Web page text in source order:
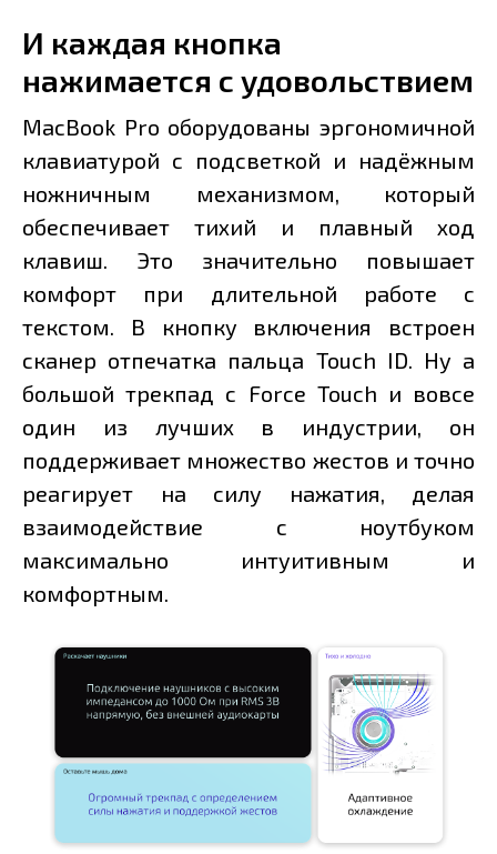
И каждая кнопка
нажимается с удовольствием
MacBook Pro оборудованы эргономичной
клавиатурой с подсветкой и надёжным
ножничным механизмом, который
обеспечивает тихий и плавный ход
клавиш. Это значительно повышает
комфорт при длительной работе с
текстом. В кнопку включения встроен
сканер отпечатка пальца Touch ID. Ну а
большой трекпад с Force Touch и вовсе
один из лучших в индустрии, он
поддерживает множество жестов и точно
реагирует на силу нажатия, делая
взаимодействие с ноутбуком
максимально интуитивным и
комфортным.